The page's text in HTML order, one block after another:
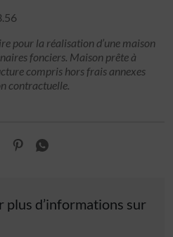
pour la réalisation d’une maison
fonciers. Maison prête à
compris hors frais annexes
contractuelle.
plus d’informations sur